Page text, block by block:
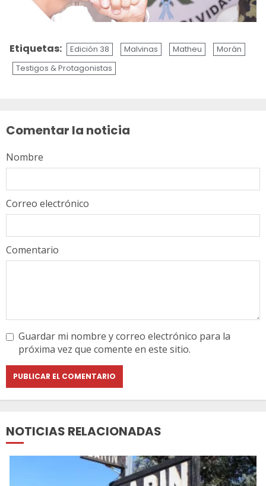
Etiquetas: Edición 38 Malvinas Matheu
Morán
Testigos & Protagonistas
Comentar la noticia
Comentario
Nombre
Correo electrónico
Guardar mi nombre y correo electrónico para la
próxima vez que comente en este sitio.
NOTICIAS RELACIONADAS